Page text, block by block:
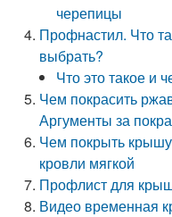
черепицы
Профнастил. Что
выбрать?
Что это такое и
Чем покрасить
Аргументы за
Чем покрыть
кровли мягкой
Профлист для
Видео временная